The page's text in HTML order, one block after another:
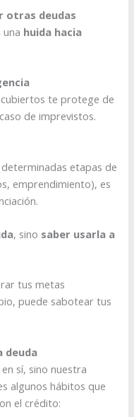
otras deudas
huida hacia
te protege de
de imprevistos.
etapas de
emprendimiento), es
, sino saber usarla a
tus metas
puede sabotear tus
deuda
sí, sino nuestra
algunos hábitos que
el crédito: